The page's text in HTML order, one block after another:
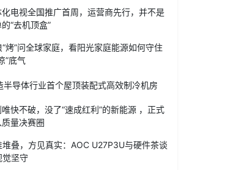
电视全国推广首周，运营商先行，并不是
“去机顶盒”
“烤”问全球家庭，看阳光家庭能源如何守住
”底气
半导体行业首个屋顶装配式高效制冷机房
快不破，没了“速成红利”的新能源 ，正式
量决赛圈
堆叠，方见真实：AOC U27P3U与硬件茶谈
觉坚守